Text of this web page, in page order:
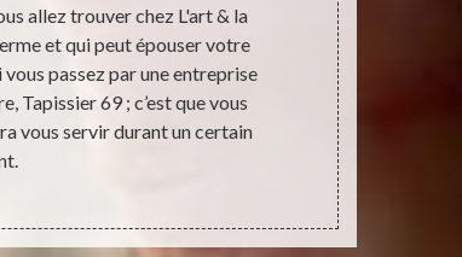
allez trouver chez L'art & la
et qui peut épouser votre
passez par une entreprise
Tapissier 69 ; c’est que vous
vous servir durant un certain